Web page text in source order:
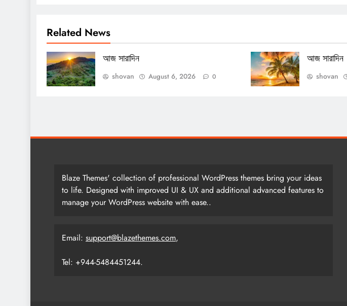
Related News
আজ সারাদিন
shovan August 6, 2026 0
আজ সারাদিন
shovan
Blaze Themes' collection of professional WordPress themes bring your ideas
to life. Designed with improved UI & UX and additional advanced features to
manage your WordPress website with ease..
Email: support@blazethemes.com,
Tel: +944-5484451244.